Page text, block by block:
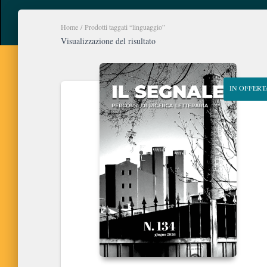
Home / Prodotti taggati “linguaggio”
Visualizzazione del risultato
IN